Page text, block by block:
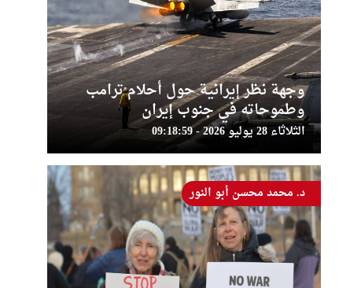
وجهة نظر إيرانية حول أحلام ترامب
وطموحاته في جنوب إيران
الثلاثاء 28 يوليو 2026 - 09:18:59
د. محمد محسن أبو النور